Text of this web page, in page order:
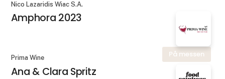
Nico Lazaridis Wiac S.A.
Amphora 2023
På messen
Prima Wine
Ana & Clara Spritz